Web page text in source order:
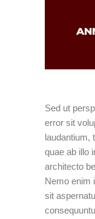
Sed ut
error sit
laudantium,
quae ab illo
architecto
Nemo enim
sit